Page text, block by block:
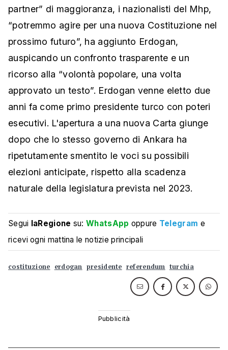
partner” di maggioranza, i nazionalisti del Mhp,
“potremmo agire per una nuova Costituzione nel
prossimo futuro”, ha aggiunto Erdogan,
auspicando un confronto trasparente e un
ricorso alla “volontà popolare, una volta
approvato un testo”. Erdogan venne eletto due
anni fa come primo presidente turco con poteri
esecutivi. L'apertura a una nuova Carta giunge
dopo che lo stesso governo di Ankara ha
ripetutamente smentito le voci su possibili
elezioni anticipate, rispetto alla scadenza
naturale della legislatura prevista nel 2023.
Segui laRegione su:WhatsApp oppure Telegram e
ricevi ogni mattina le notizie principali
costituzione erdogan presidente referendum turchia